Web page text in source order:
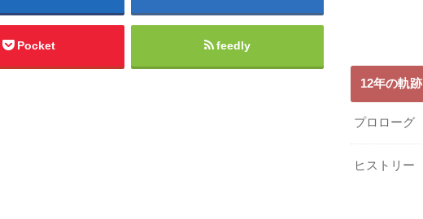
Pocket feedly
12年の軌跡
プロローグ
ヒストリー